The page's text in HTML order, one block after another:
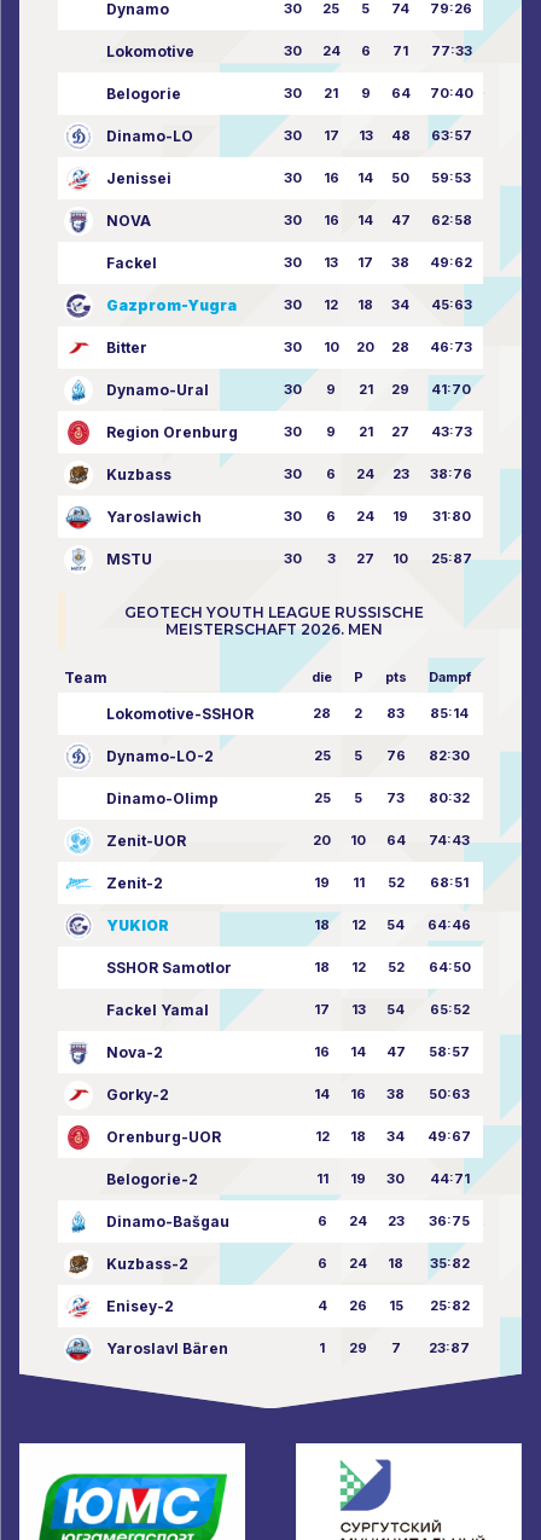
Dynamo 30 25 5 74 79:26
Lokomotive 30 24 6 71 77:33
Belogorie 30 21 9 64 70:40
Dinamo-LO 30 17 13 48 63:57
Jenissei 30 16 14 50 59:53
NOVA 30 16 14 47 62:58
Fackel 30 13 17 38 49:62
Gazprom-Yugra 30 12 18 34 45:63
Bitter 30 10 20 28 46:73
Dynamo-Ural 30 9 21 29 41:70
Region Orenburg 30 9 21 27 43:73
Kuzbass 30 6 24 23 38:76
Yaroslawich 30 6 24 19 31:80
MSTU 30 3 27 10 25:87
GEOTECH YOUTH LEAGUE RUSSISCHE
MEISTERSCHAFT 2026. MEN
Team die P pts Dampf
Lokomotive-SSHOR 28 2 83 85:14
Dynamo-LO-2 25 5 76 82:30
Dinamo-Olimp 25 5 73 80:32
Zenit-UOR 20 10 64 74:43
Zenit-2 19 11 52 68:51
YUKIOR 18 12 54 64:46
SSHOR Samotlor 18 12 52 64:50
Fackel Yamal 17 13 54 65:52
Nova-2 16 14 47 58:57
Gorky-2 14 16 38 50:63
Orenburg-UOR 12 18 34 49:67
Belogorie-2 11 19 30 44:71
Dinamo-Bašgau 6 24 23 36:75
Kuzbass-2 6 24 18 35:82
Enisey-2 4 26 15 25:82
Yaroslavl Bären 1 29 7 23:87